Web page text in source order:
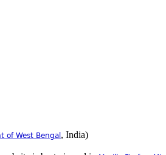
of West Bengal , India)